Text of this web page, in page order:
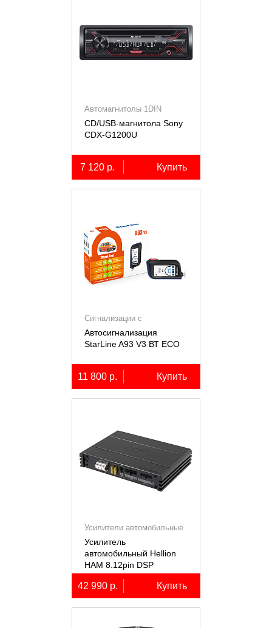
Автомагнитолы 1DIN
CD/USB-магнитола Sony
СDX-G1200U
7 120 р. Купить
Сигнализации с
автозапуском
Автосигнализация
StarLine A93 V3 ВТ ECO
11 800 р. Купить
Усилители автомобильные
Усилитель
автомобильный Hellion
HAM 8.12pin DSP
десятиканальный,
8x80+2х100Вт (4Ом),
встроенный 12
канальный процессор
42 990 р. Купить